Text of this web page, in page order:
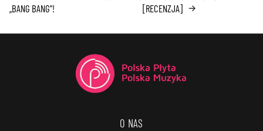
„BANG BANG”!
[RECENZJA] →
O NAS